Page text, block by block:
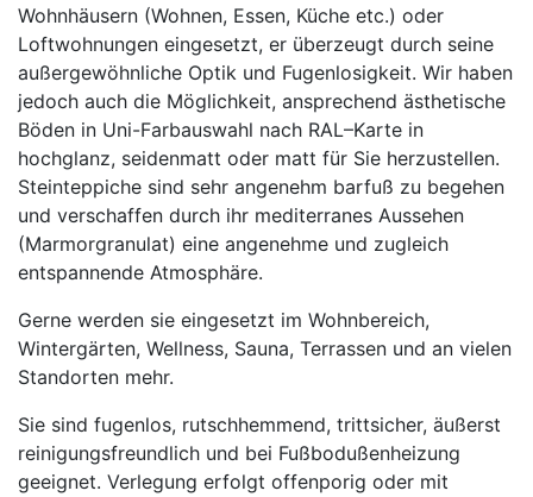
Wohnhäusern (Wohnen, Essen, Küche etc.) oder
Loftwohnungen eingesetzt, er überzeugt durch seine
außergewöhnliche Optik und Fugenlosigkeit. Wir haben
jedoch auch die Möglichkeit, ansprechend ästhetische
Böden in Uni-Farbauswahl nach RAL–Karte in
hochglanz, seidenmatt oder matt für Sie herzustellen.
Steinteppiche sind sehr angenehm barfuß zu begehen
und verschaffen durch ihr mediterranes Aussehen
(Marmorgranulat) eine angenehme und zugleich
entspannende Atmosphäre.
Gerne werden sie eingesetzt im Wohnbereich,
Wintergärten, Wellness, Sauna, Terrassen und an vielen
Standorten mehr.
Sie sind fugenlos, rutschhemmend, trittsicher, äußerst
reinigungsfreundlich und bei Fußbodußenheizung
geeignet. Verlegung erfolgt offenporig oder mit